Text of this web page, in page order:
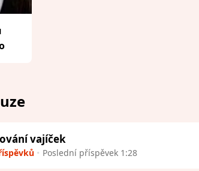
vajíček
Poslední příspěvek 1:28